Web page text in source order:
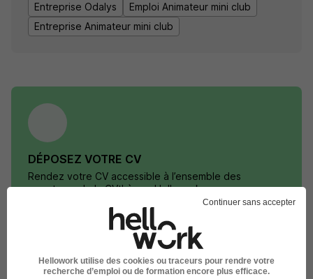
Entreprise Odalys
Emploi Animateur mini club
Entreprise Animateur mini club
DÉPOSEZ VOTRE CV
Rendez votre CV accessible à l’ensemble des
recruteurs de la CVthèque Hellowork.
Rendre mon CV visible
Continuer sans accepter
Hellowork utilise des cookies ou traceurs pour rendre votre
recherche d’emploi ou de formation encore plus efficace.